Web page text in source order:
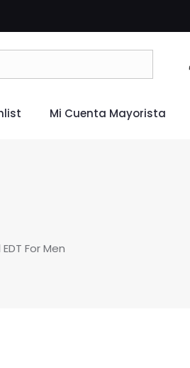
Mi Cuenta Mayorista
For Men